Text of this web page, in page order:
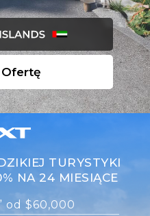
Ofertę
od $60,000
TURYSTYKI
NA 24 MIESIĄCE